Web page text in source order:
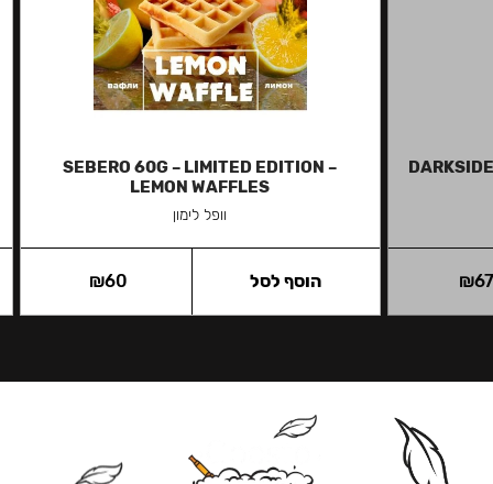
₪
SEBERO 60G – LIMITED EDITION –
LEMON WAFFLES
וופל לימון
₪60 הוסף לסל